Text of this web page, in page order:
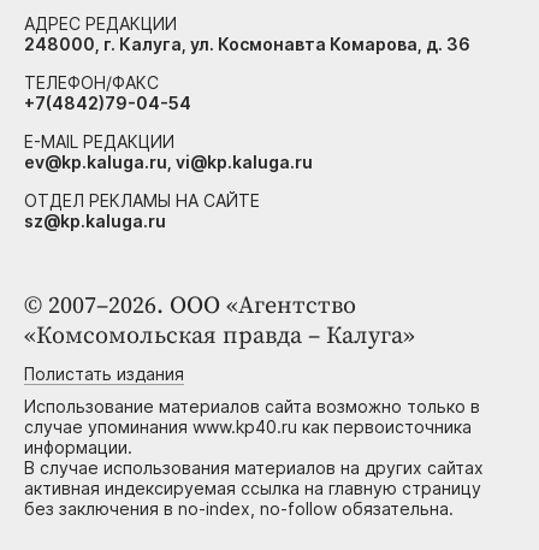
© 2007–2026. ООО «Агентство
«Комсомольская правда – Калуга»
Полистать издания
Использование материалов сайта возможно только в
случае упоминания www.kp40.ru как первоисточника
информации.
В случае использования материалов на других сайтах
активная индексируемая ссылка на главную страницу
без заключения в no-index, no-follow обязательна.
АДРЕС РЕДАКЦИИ
248000, г. Калуга, ул. Космонавта Комарова, д. 36
ТЕЛЕФОН/ФАКС
+7(4842)79-04-54
E-MAIL РЕДАКЦИИ
ev@kp.kaluga.ru, vi@kp.kaluga.ru
ОТДЕЛ РЕКЛАМЫ НА САЙТЕ
sz@kp.kaluga.ru